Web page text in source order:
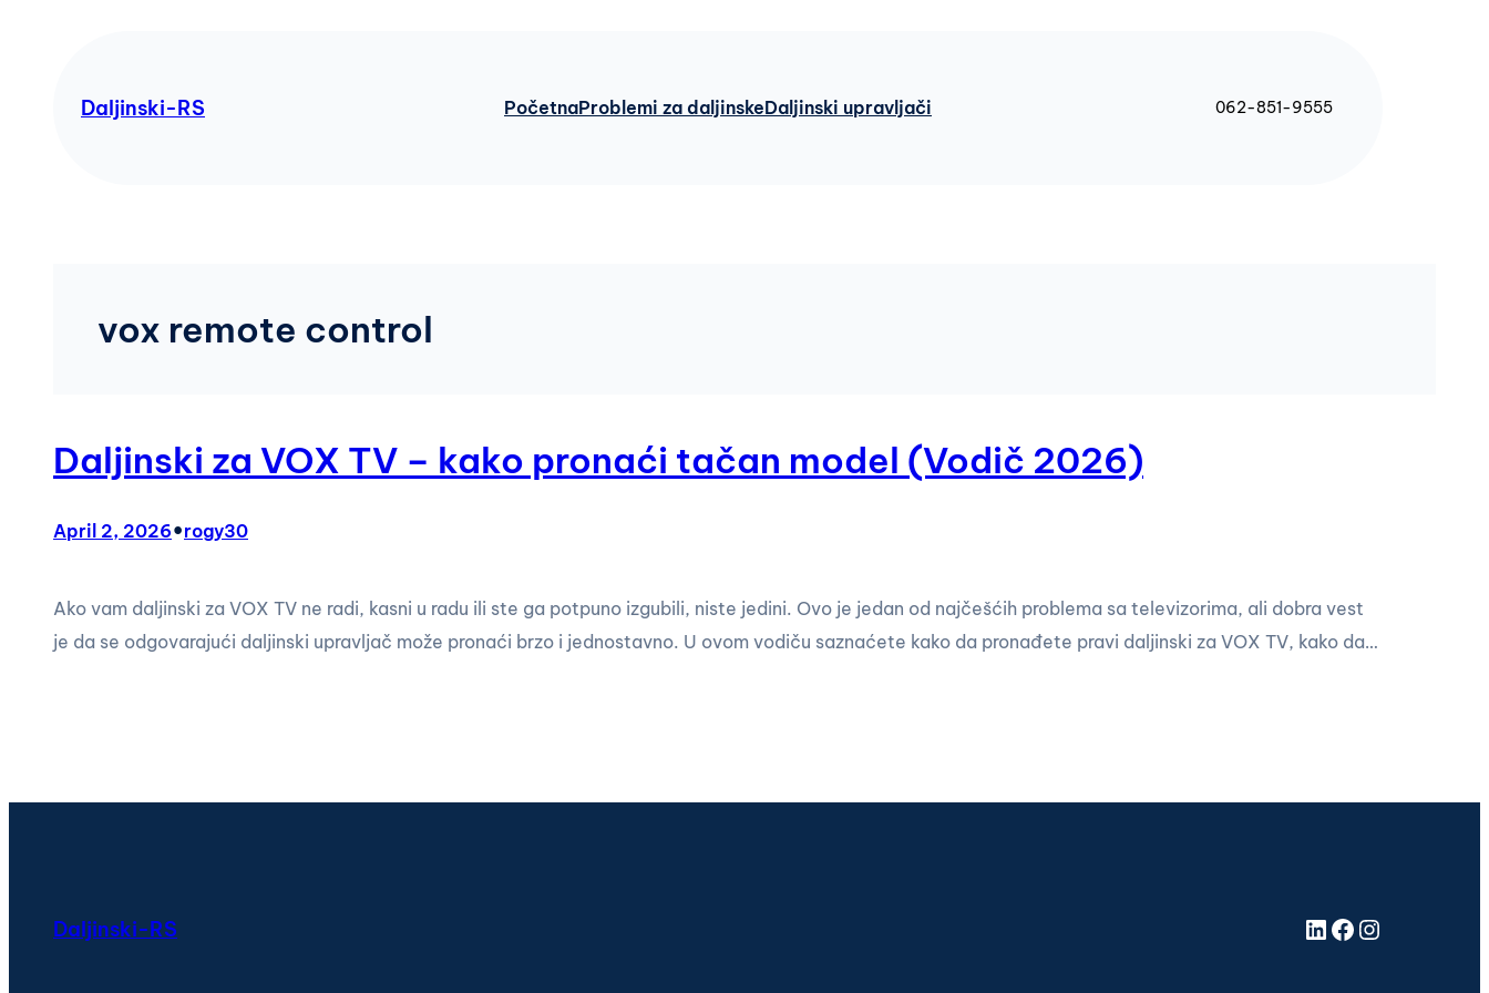
Daljinski-RS PočetnaProblemi za daljinskeDaljinski upravljači 062-851-9555
vox remote control
Daljinski za VOX TV – kako pronaći tačan model (Vodič 2026)
April 2, 2026•rogy30
Ako vam daljinski za VOX TV ne radi, kasni u radu ili ste ga potpuno izgubili, niste jedini. Ovo je jedan od najčešćih problema sa televizorima, ali dobra vest
je da se odgovarajući daljinski upravljač može pronaći brzo i jednostavno. U ovom vodiču saznaćete kako da pronađete pravi daljinski za VOX TV, kako da…
Daljinski-RS LinkedIn Facebook Instagram